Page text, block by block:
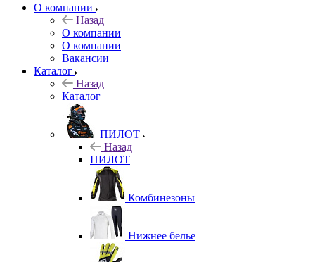
О компании
Назад
О компании
О компании
Вакансии
Каталог
Назад
Каталог
ПИЛОТ
Назад
ПИЛОТ
Комбинезоны
Нижнее белье